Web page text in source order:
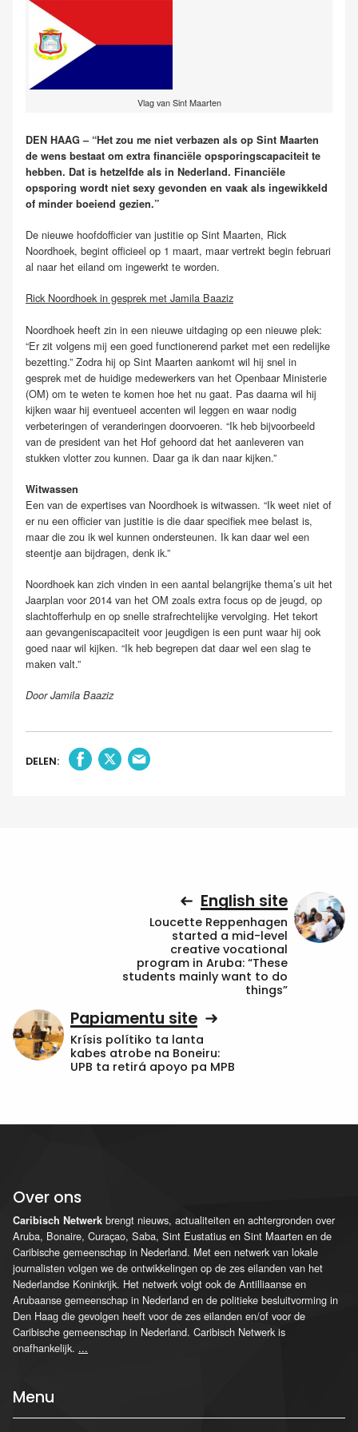
Vlag van Sint Maarten
DEN HAAG – “Het zou me niet verbazen als op Sint Maarten
de wens bestaat om extra financiële opsporingscapaciteit te
hebben. Dat is hetzelfde als in Nederland. Financiële
opsporing wordt niet sexy gevonden en vaak als ingewikkeld
of minder boeiend gezien.”
De nieuwe hoofdofficier van justitie op Sint Maarten, Rick
Noordhoek, begint officieel op 1 maart, maar vertrekt begin februari
al naar het eiland om ingewerkt te worden.
Rick Noordhoek in gesprek met Jamila Baaziz
Noordhoek heeft zin in een nieuwe uitdaging op een nieuwe plek:
“Er zit volgens mij een goed functionerend parket met een redelijke
bezetting.” Zodra hij op Sint Maarten aankomt wil hij snel in
gesprek met de huidige medewerkers van het Openbaar Ministerie
(OM) om te weten te komen hoe het nu gaat. Pas daarna wil hij
kijken waar hij eventueel accenten wil leggen en waar nodig
verbeteringen of veranderingen doorvoeren. “Ik heb bijvoorbeeld
van de president van het Hof gehoord dat het aanleveren van
stukken vlotter zou kunnen. Daar ga ik dan naar kijken.”
Witwassen
Een van de expertises van Noordhoek is witwassen. “Ik weet niet of
er nu een officier van justitie is die daar specifiek mee belast is,
maar die zou ik wel kunnen ondersteunen. Ik kan daar wel een
steentje aan bijdragen, denk ik.”
Noordhoek kan zich vinden in een aantal belangrijke thema’s uit het
Jaarplan voor 2014 van het OM zoals extra focus op de jeugd, op
slachtofferhulp en op snelle strafrechtelijke vervolging. Het tekort
aan gevangeniscapaciteit voor jeugdigen is een punt waar hij ook
goed naar wil kijken. “Ik heb begrepen dat daar wel een slag te
maken valt.”
Door Jamila Baaziz
DELEN:
English site
Loucette Reppenhagen
started a mid-level
creative vocational
program in Aruba: “These
students mainly want to do
things”
Papiamentu site
Krísis polítiko ta lanta
kabes atrobe na Boneiru:
UPB ta retirá apoyo pa MPB
Over ons
Caribisch Netwerk brengt nieuws, actualiteiten en achtergronden over
Aruba, Bonaire, Curaçao, Saba, Sint Eustatius en Sint Maarten en de
Caribische gemeenschap in Nederland. Met een netwerk van lokale
journalisten volgen we de ontwikkelingen op de zes eilanden van het
Nederlandse Koninkrijk. Het netwerk volgt ook de Antilliaanse en
Arubaanse gemeenschap in Nederland en de politieke besluitvorming in
Den Haag die gevolgen heeft voor de zes eilanden en/of voor de
Caribische gemeenschap in Nederland. Caribisch Netwerk is
onafhankelijk. ...
Menu